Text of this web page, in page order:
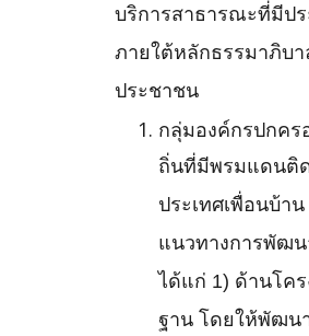
บริการสาธารณะที่มีป
ภายใต้หลักธรรมาภิบ
ประชาชน
กลุ่มองค์กรปกคร
ถิ่นที่มีพรมแดนติ
ประเทศเพื่อนบ้า
แนวทางการพัฒน
ได้แก่ 1) ด้านโค
ฐาน โดยให้พัฒน